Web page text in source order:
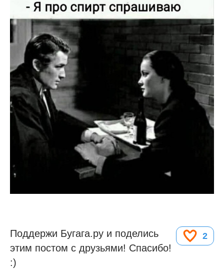
2
Поддержи Бугага.ру и поделись
этим постом с друзьями! Спасибо!
:)